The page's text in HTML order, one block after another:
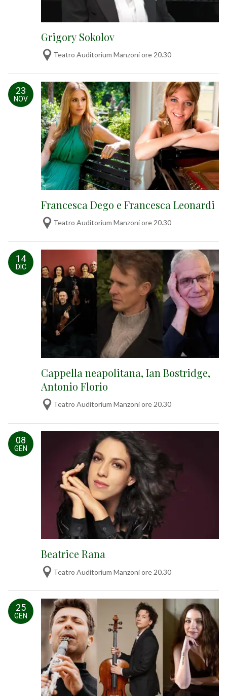
Grigory Sokolov
Teatro Auditorium Manzoni ore 20.30
23
NOV
Francesca Dego e Francesca Leonardi
Teatro Auditorium Manzoni ore 20.30
14
DIC
Cappella neapolitana, Ian Bostridge,
Antonio Florio
Teatro Auditorium Manzoni ore 20.30
08
GEN
Beatrice Rana
Teatro Auditorium Manzoni ore 20.30
25
GEN